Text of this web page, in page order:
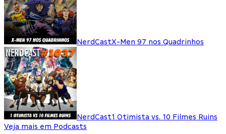
NerdCastX-Men 97 nos Quadrinhos
NerdCast1 Otimista vs. 10 Filmes Ruins
Veja mais em Podcasts